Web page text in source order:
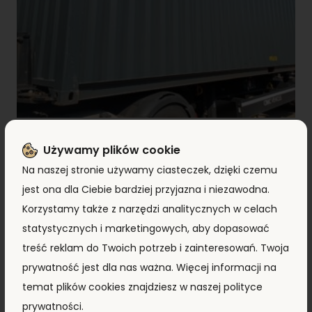
7 990,00zł+ VAT
8 290,00zł
ZOBACZ PRODUKT
PROMOCJA!
Używamy plików cookie
Na naszej stronie używamy ciasteczek, dzięki czemu
jest ona dla Ciebie bardziej przyjazna i niezawodna.
Korzystamy także z narzędzi analitycznych w celach
statystycznych i marketingowych, aby dopasować
treść reklam do Twoich potrzeb i zainteresowań. Twoja
prywatność jest dla nas ważna. Więcej informacji na
temat plików cookies znajdziesz w naszej polityce
prywatności.